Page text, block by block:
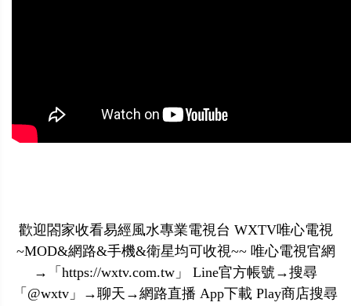
歡迎閤家收看易經風水專業電視台 WXTV唯心電視
~MOD&網路&手機&衛星均可收視~~ 唯心電視官網
→「https://wxtv.com.tw」 Line官方帳號→搜尋
「@wxtv」→聊天→網路直播 App下載 Play商店搜尋